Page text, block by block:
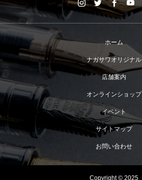
ホーム
ナガサワオリジナル
店舗案内
オンラインショップ
イベント
サイトマップ
お問い合わせ
Copyright © 2025